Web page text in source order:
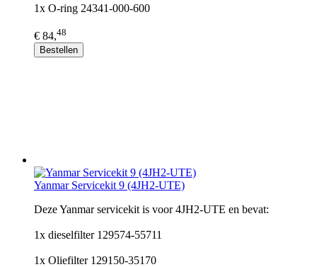
1x O-ring 24341-000-600
€ 84,48
Bestellen
Yanmar Servicekit 9 (4JH2-UTE)
Deze Yanmar servicekit is voor 4JH2-UTE en bevat:
1x dieselfilter 129574-55711
1x Oliefilter 129150-35170